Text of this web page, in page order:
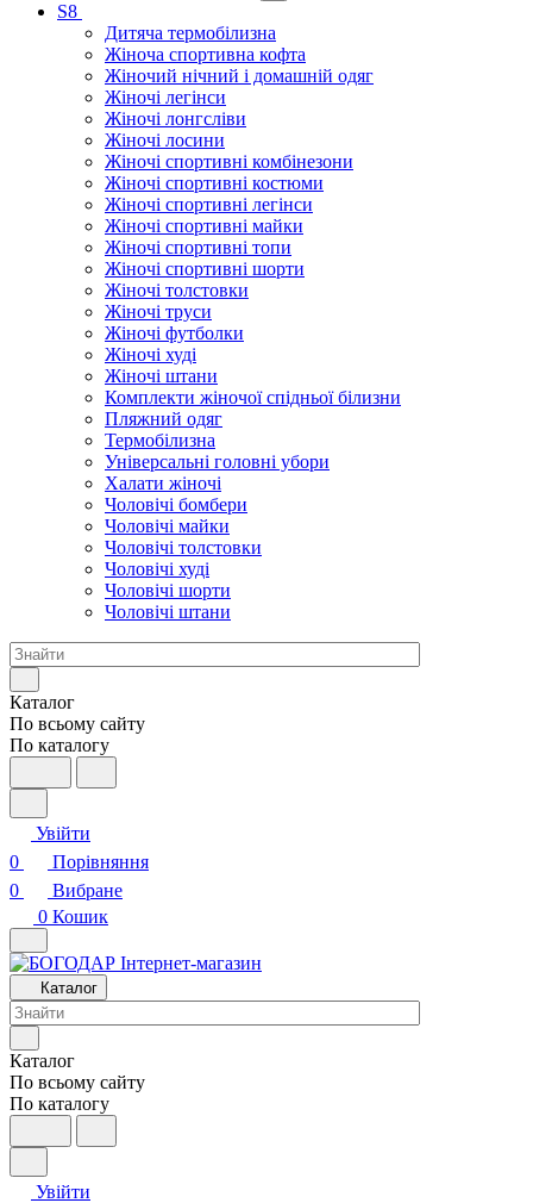
S8
Дитяча термобілизна
Жіноча спортивна кофта
Жіночий нічний і домашній одяг
Жіночі легінси
Жіночі лонгсліви
Жіночі лосини
Жіночі спортивні комбінезони
Жіночі спортивні костюми
Жіночі спортивні легінси
Жіночі спортивні майки
Жіночі спортивні топи
Жіночі спортивні шорти
Жіночі толстовки
Жіночі труси
Жіночі футболки
Жіночі худі
Жіночі штани
Комплекти жіночої спідньої білизни
Пляжний одяг
Термобілизна
Універсальні головні убори
Халати жіночі
Чоловічі бомбери
Чоловічі майки
Чоловічі толстовки
Чоловічі худі
Чоловічі шорти
Чоловічі штани
Каталог
По всьому сайту
По каталогу
Увійти
0
Порівняння
0
Вибране
0 Кошик
Каталог
Каталог
По всьому сайту
По каталогу
Увійти